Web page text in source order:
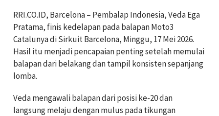
RRI.CO.ID, Barcelona – Pembalap Indonesia, Veda Ega
Pratama, finis kedelapan pada balapan Moto3
Catalunya di Sirkuit Barcelona, Minggu, 17 Mei 2026.
Hasil itu menjadi pencapaian penting setelah memulai
balapan dari belakang dan tampil konsisten sepanjang
lomba.
Veda mengawali balapan dari posisi ke-20 dan
langsung melaju dengan mulus pada tikungan